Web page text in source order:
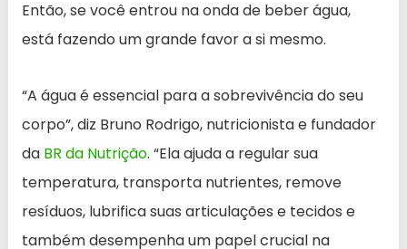
Então, se você entrou na onda de beber água,
está fazendo um grande favor a si mesmo.
“A água é essencial para a sobrevivência do seu
corpo”, diz Bruno Rodrigo, nutricionista e fundador
da BR da Nutrição. “Ela ajuda a regular sua
temperatura, transporta nutrientes, remove
resíduos, lubrifica suas articulações e tecidos e
também desempenha um papel crucial na